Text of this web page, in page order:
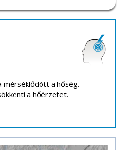
mérséklődött a hőség.
a hőérzetet.